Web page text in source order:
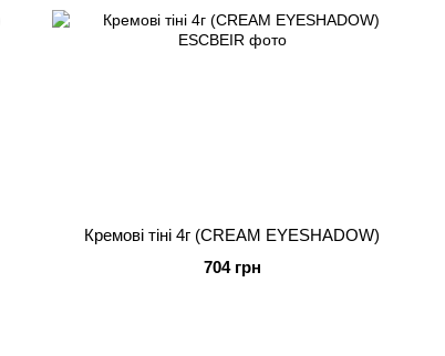
Кремові тіні 4г (CREAM EYESHADOW)
704 грн